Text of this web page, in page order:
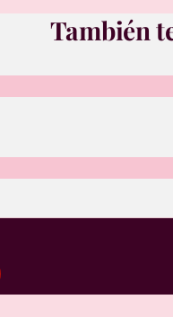
También